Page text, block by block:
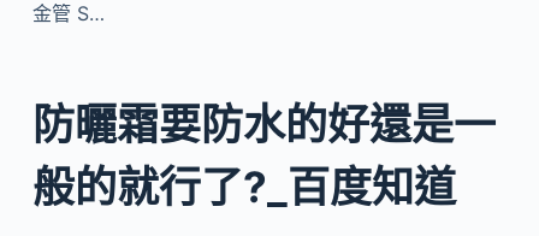
金管 S…
防曬霜要防水的好還是一
般的就行了?_百度知道